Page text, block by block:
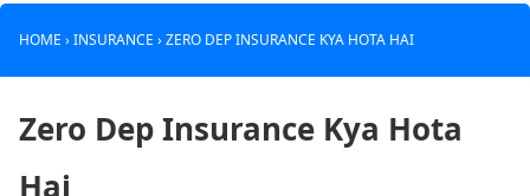
HOME › INSURANCE › ZERO DEP INSURANCE KYA HOTA HAI
Zero Dep Insurance Kya Hota
Hai